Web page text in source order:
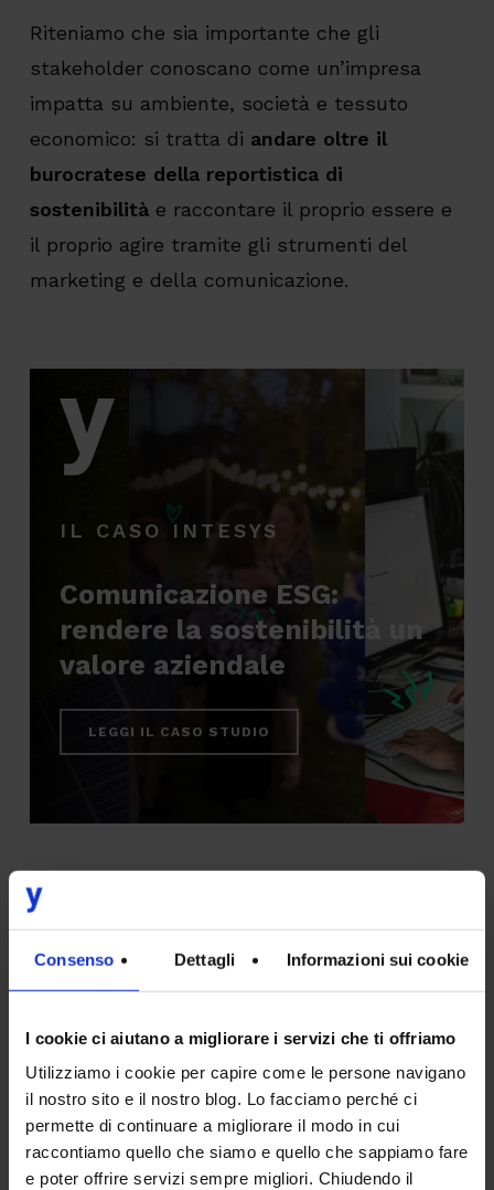
Consenso Dettagli Informazioni sui cookie
I cookie ci aiutano a migliorare i servizi che ti offriamo
Utilizziamo i cookie per capire come le persone navigano
il nostro sito e il nostro blog. Lo facciamo perché ci
permette di continuare a migliorare il modo in cui
raccontiamo quello che siamo e quello che sappiamo fare
e poter offrire servizi sempre migliori. Chiudendo il
Riteniamo che sia importante che gli
stakeholder conoscano come un’impresa
impatta su ambiente, società e tessuto
economico: si tratta di andare oltre il
burocratese della reportistica di
sostenibilitàe raccontare il proprio essere e
il proprio agire tramite gli strumenti del
marketing e della comunicazione.
IL CASO INTESYS
Comunicazione ESG:
rendere la sostenibilità un
valore aziendale
LEGGI IL CASO STUDIO
L’importanza di comunicare il
posizionamento di sostenibilità e
la nostra esperienza
Per quanto riguarda Intesys, abbiamo
nostri team (in particolare Marketing e
Design, ma anche i nostri soci), per riuscire a
comunicare il nostro posizionamento di